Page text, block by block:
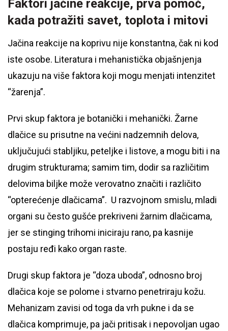
Faktori jačine reakcije, prva pomoć,
kada potražiti savet, toplota i mitovi
Jačina reakcije na koprivu nije konstantna, čak ni kod
iste osobe. Literatura i mehanistička objašnjenja
ukazuju na više faktora koji mogu menjati intenzitet
“žarenja”.
Prvi skup faktora je botanički i mehanički. Žarne
dlačice su prisutne na većini nadzemnih delova,
uključujući stabljiku, peteljke i listove, a mogu biti i na
drugim strukturama; samim tim, dodir sa različitim
delovima biljke može verovatno značiti i različito
“opterećenje dlačicama”. U razvojnom smislu, mladi
organi su često gušće prekriveni žarnim dlačicama,
jer se stinging trihomi iniciraju rano, pa kasnije
postaju ređi kako organ raste.
Drugi skup faktora je “doza uboda”, odnosno broj
dlačica koje se polome i stvarno penetriraju kožu.
Mehanizam zavisi od toga da vrh pukne i da se
dlačica komprimuje, pa jači pritisak i nepovoljan ugao